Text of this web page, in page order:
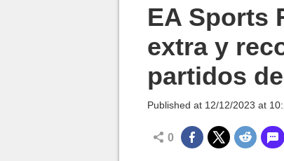
EA Sports
extra y
partidos
Published at 12/12/2023 at
0